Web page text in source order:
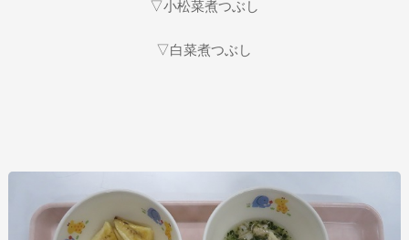
▽小松菜煮つぶし
▽白菜煮つぶし